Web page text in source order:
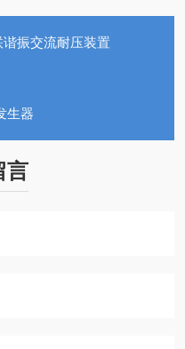
振交流耐压装置
生器
言